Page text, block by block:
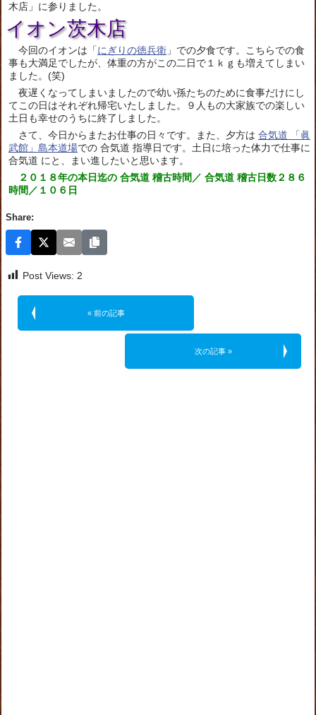
木店」に参りました。
イオン茨木店
今回のイオンは「にぎりの徳兵衛 」での夕食です。こちらでの食
事も大満足でしたが、体重の方がこの二日で１ｋｇも増えてしまい
ました。(笑)
夜遅くなってしまいましたので幼い孫たちのために食事だけにし
てこの日はそれぞれ帰宅いたしました。９人もの大家族での楽しい
土日も幸せのうちに終了しました。
さて、今日からまたお仕事の日々です。また、夕方は 合気道 「眞
武館」島本道場での 合気道 指導日です。土日に培った体力で仕事に
合気道 にと、まい進したいと思います。
２０１８年の本日迄の 合気道 稽古時間／ 合気道 稽古日数２８６
時間／１０６日
Share:
Post Views: 2
« 前の記事
次の記事 »